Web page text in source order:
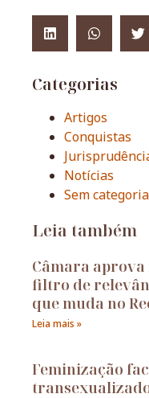
Categorias
Artigos
Conquistas
Notícias
Sem categoria
Leia também
Câmara
filtro de
que muda no
Leia mais »
Feminização